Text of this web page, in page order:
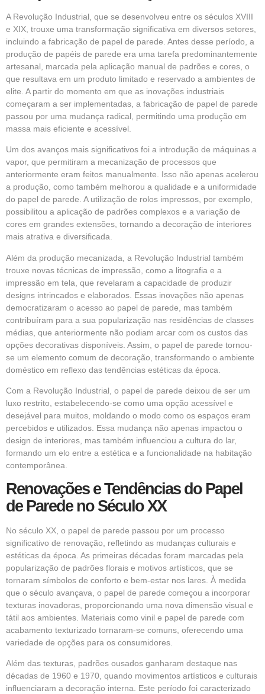
A Revolução Industrial, que se desenvolveu entre os séculos XVIII
e XIX, trouxe uma transformação significativa em diversos setores,
incluindo a fabricação de papel de parede. Antes desse período, a
produção de papéis de parede era uma tarefa predominantemente
artesanal, marcada pela aplicação manual de padrões e cores, o
que resultava em um produto limitado e reservado a ambientes de
elite. A partir do momento em que as inovações industriais
começaram a ser implementadas, a fabricação de papel de parede
passou por uma mudança radical, permitindo uma produção em
massa mais eficiente e acessível.
Um dos avanços mais significativos foi a introdução de máquinas a
vapor, que permitiram a mecanização de processos que
anteriormente eram feitos manualmente. Isso não apenas acelerou
a produção, como também melhorou a qualidade e a uniformidade
do papel de parede. A utilização de rolos impressos, por exemplo,
possibilitou a aplicação de padrões complexos e a variação de
cores em grandes extensões, tornando a decoração de interiores
mais atrativa e diversificada.
Além da produção mecanizada, a Revolução Industrial também
trouxe novas técnicas de impressão, como a litografia e a
impressão em tela, que revelaram a capacidade de produzir
designs intrincados e elaborados. Essas inovações não apenas
democratizaram o acesso ao papel de parede, mas também
contribuíram para a sua popularização nas residências de classes
médias, que anteriormente não podiam arcar com os custos das
opções decorativas disponíveis. Assim, o papel de parede tornou-
se um elemento comum de decoração, transformando o ambiente
doméstico em reflexo das tendências estéticas da época.
Com a Revolução Industrial, o papel de parede deixou de ser um
luxo restrito, estabelecendo-se como uma opção acessível e
desejável para muitos, moldando o modo como os espaços eram
percebidos e utilizados. Essa mudança não apenas impactou o
design de interiores, mas também influenciou a cultura do lar,
formando um elo entre a estética e a funcionalidade na habitação
contemporânea.
Renovações e Tendências do Papel
de Parede no Século XX
No século XX, o papel de parede passou por um processo
significativo de renovação, refletindo as mudanças culturais e
estéticas da época. As primeiras décadas foram marcadas pela
popularização de padrões florais e motivos artísticos, que se
tornaram símbolos de conforto e bem-estar nos lares. À medida
que o século avançava, o papel de parede começou a incorporar
texturas inovadoras, proporcionando uma nova dimensão visual e
tátil aos ambientes. Materiais como vinil e papel de parede com
acabamento texturizado tornaram-se comuns, oferecendo uma
variedade de opções para os consumidores.
Além das texturas, padrões ousados ganharam destaque nas
décadas de 1960 e 1970, quando movimentos artísticos e culturais
influenciaram a decoração interna. Este período foi caracterizado